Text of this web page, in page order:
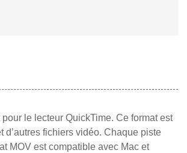
le lecteur QuickTime. Ce format est
fichiers vidéo. Chaque piste
MOV est compatible avec Mac et